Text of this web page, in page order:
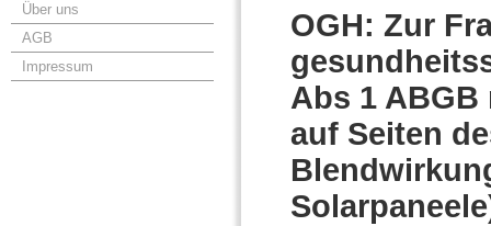
Über uns
AGB
Impressum
OGH: Zur
Abs 1
auf Seiten